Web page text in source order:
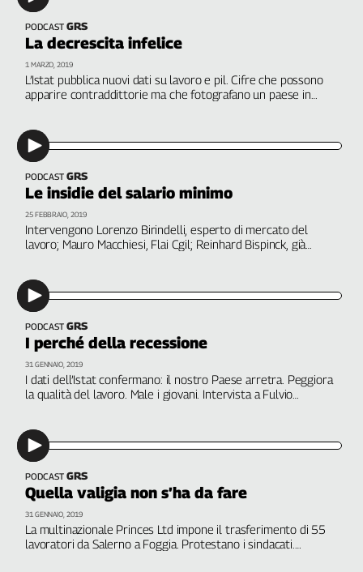
PODCAST GRS
La decrescita infelice
L’Istat pubblica nuovi dati su lavoro e pil. Cifre che possono
apparire contraddittorie ma che fotografano un paese in
1 MARZO, 2019
PODCAST GRS
Le insidie del salario minimo
Intervengono Lorenzo Birindelli, esperto di mercato del
lavoro; Mauro Macchiesi, Flai Cgil; Reinhard Bispinck, già
Leonardi, Fdv
25 FEBBRAIO, 2019
PODCAST GRS
I perché della recessione
I dati dell’Istat confermano: il nostro Paese arretra. Peggiora
la qualità del lavoro. Male i giovani. Intervista a Fulvio
31 GENNAIO, 2019
PODCAST GRS
Quella valigia non s’ha da fare
La multinazionale Princes Ltd impone il trasferimento di 55
lavoratori da Salerno a Foggia. Protestano i sindacati.
31 GENNAIO, 2019